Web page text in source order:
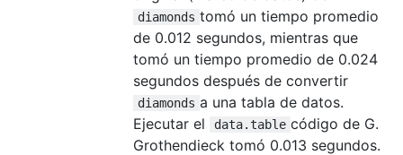
diamonds tomó un tiempo promedio
de 0.012 segundos, mientras que
tomó un tiempo promedio de 0.024
segundos después de convertir
diamonds a una tabla de datos.
Ejecutar el
data.table código de G.
Grothendieck tomó 0.013 segundos.